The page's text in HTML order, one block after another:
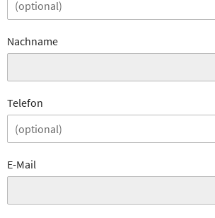
Nachname
Telefon
E-Mail